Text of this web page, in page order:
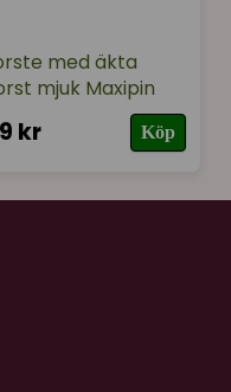
med äkta
mjuk Maxipin
kr Köp